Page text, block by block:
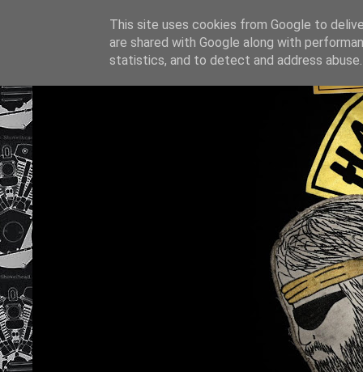
This site uses cookies from Google to
are shared with Google along with
statistics, and to detect and address abuse.